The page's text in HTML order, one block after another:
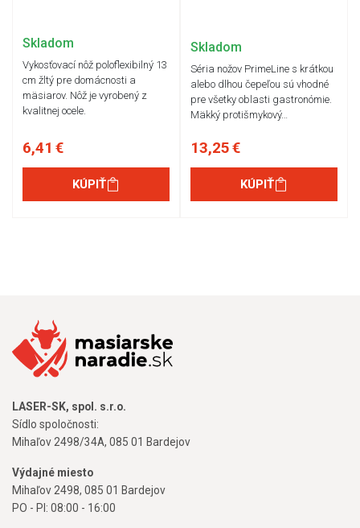
Skladom
Vykosťovací nôž poloflexibilný 13
cm žltý pre domácnosti a
mäsiarov. Nôž je vyrobený z
kvalitnej ocele.
6,41 €
KÚPIŤ
Skladom
Séria nožov PrimeLine s krátkou
alebo dlhou čepeľou sú vhodné
pre všetky oblasti gastronómie.
Mäkký protišmykový…
13,25 €
KÚPIŤ
LASER-SK, spol. s.r.o.
Sídlo spoločnosti:
Mihaľov 2498/34A, 085 01 Bardejov
Výdajné miesto
Mihaľov 2498, 085 01 Bardejov
PO - PI: 08:00 - 16:00